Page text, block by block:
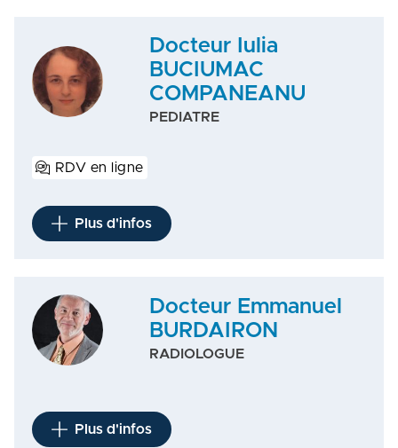
Docteur Iulia
BUCIUMAC
COMPANEANU
PEDIATRE
RDV en ligne
Plus d'infos
Docteur Emmanuel
BURDAIRON
RADIOLOGUE
Plus d'infos